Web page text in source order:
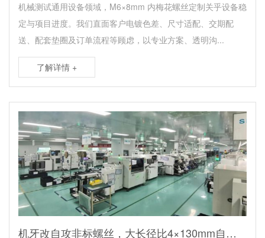
机械测试通用设备领域，M6×8mm 内梅花螺丝定制关乎设备稳
定与项目进度。我们直面客户电镀色差、尺寸适配、交期配
送、配套垫圈及订单流程等顾虑，以专业方案、透明沟...
了解详情 +
机牙改自攻非标螺丝，大长径比4×130mm自攻割尾螺丝定制厂家